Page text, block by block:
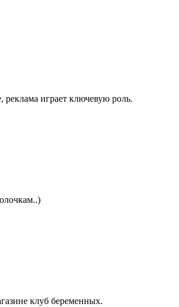
реклама играет ключевую роль.
клуб беременных.